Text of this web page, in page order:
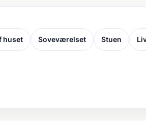
huset Soveværelset Stuen